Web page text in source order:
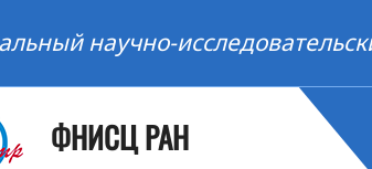
научно-
ФНИСЦ РАН